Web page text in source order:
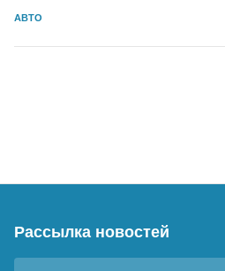
АВТО
Рассылка новостей